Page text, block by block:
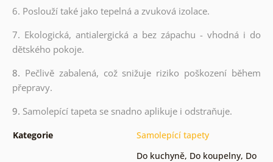
6. Poslouží také jako tepelná a zvuková izolace.
7. Ekologická, antialergická a bez zápachu - vhodná i do
dětského pokoje.
8. Pečlivě zabalená, což snižuje riziko poškození během
přepravy.
9. Samolepící tapeta se snadno aplikuje i odstraňuje.
Kategorie Samolepící tapety
Do kuchyně, Do koupelny, Do